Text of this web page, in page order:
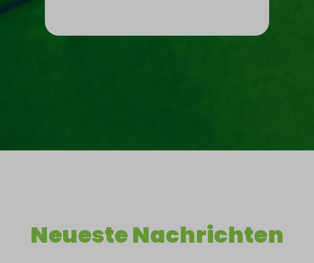
Neueste Nachrichten